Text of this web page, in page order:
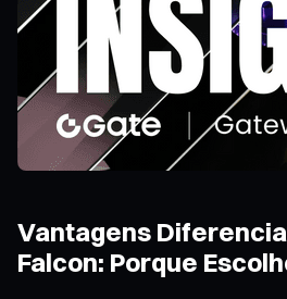
Vantagens
Falcon: Porque